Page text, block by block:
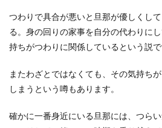
つわりで具合が悪いと旦那が優しくし
る。身の回りの家事を自分の代わりに
持ちがつわりに関係しているという説で
またわざとではなくても、その気持ち
しまうという噂もあります。
確かに一番身近にいる旦那には、つら